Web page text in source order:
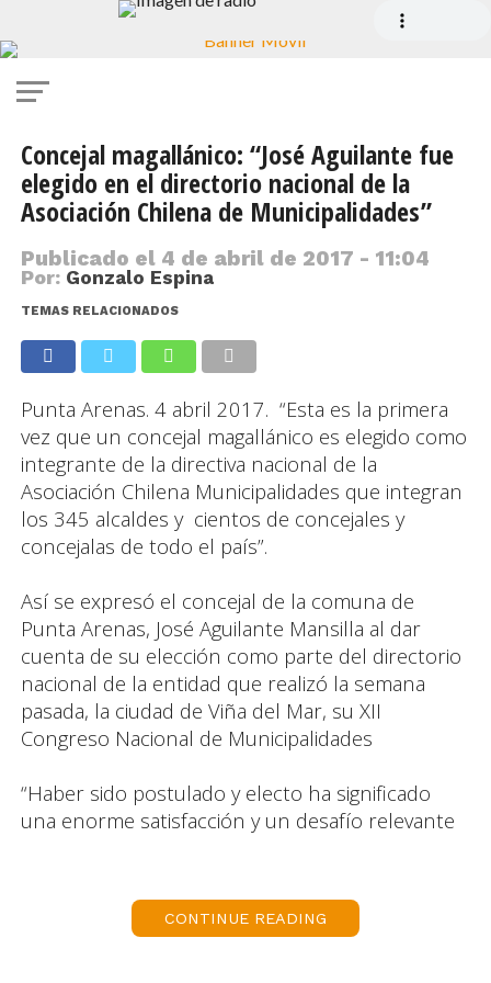
Concejal magallánico: “José Aguilante fue
elegido en el directorio nacional de la
Asociación Chilena de Municipalidades”
Publicado el 4 de abril de 2017 - 11:04
Por: Gonzalo Espina
TEMAS RELACIONADOS
Punta Arenas. 4 abril 2017. “Esta es la primera
vez que un concejal magallánico es elegido como
integrante de la directiva nacional de la
Asociación Chilena Municipalidades que integran
los 345 alcaldes y cientos de concejales y
concejalas de todo el país”.
Así se expresó el concejal de la comuna de
Punta Arenas, José Aguilante Mansilla al dar
cuenta de su elección como parte del directorio
nacional de la entidad que realizó la semana
pasada, la ciudad de Viña del Mar, su XII
Congreso Nacional de Municipalidades
“Haber sido postulado y electo ha significado
una enorme satisfacción y un desafío relevante
en mi trayectoria donde me ha correspondido
presidir la Comisión de Concejales de toda la
CONTINUE READING